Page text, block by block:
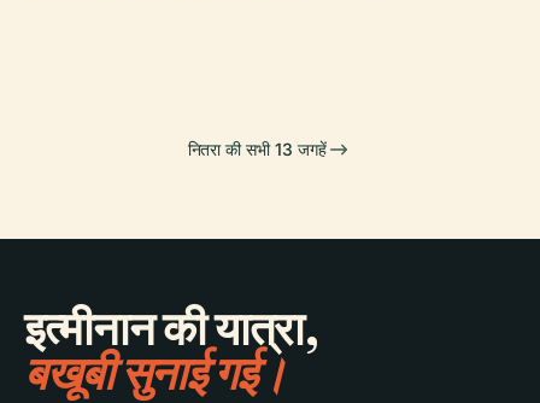
नितरा की सभी 13 जगहें
इत्मीनान की यात्रा,
बखूबी सुनाई गई।